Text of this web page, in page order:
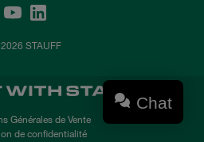
STAUFF
Générales de Vente
de confidentialité
Chat